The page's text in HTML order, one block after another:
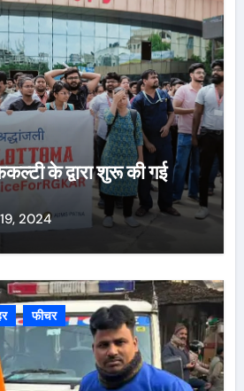
के द्वारा शुरू की गई
2024
फीचर